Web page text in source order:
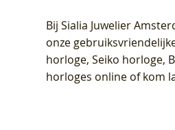
BijSialia Juwelier
onze
horloge, Seiko horloge,
horloges online of kom